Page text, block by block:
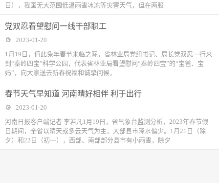
日），我国无大范围低温雨雪冰冻等灾害天气，但在两股
党双忍看望慰问一线干部职工
2023-01-20
1月19日，值此兔年春节来临之际，省林业局党组书记、局长党双忍一行来
到“秦岭四宝”科学公园，代表省林业局看望慰问“秦岭四宝”的“宝爸、宝
妈”，向大家送去新春祝福和诚挚问候，
春节天气早知道 河南晴好相伴 利于出行
2023-01-20
河南日报客户端记者 李若凡1月19日，省气象台监测分析，2023年春节假
日期间，全省以晴天或多云天气为主，大部县市降水偏少。1月21日（除
夕）和22日（初一），西部、南部部分县市有小雨雪，除夕